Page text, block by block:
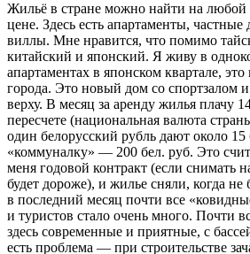
Жильё в стране можно найти на любой
цене. Здесь есть апартаменты, частные
виллы. Мне нравится, что помимо
китайский и японский. Я живу в
апартаментах в японском квартале,
города. Это новый дом со спортзалом
верху. В месяц за аренду жилья плачу
пересчете (национальная валюта
один белорусский рубль дают около
«коммуналку» — 200 бел. руб. Это
меня годовой контракт (если снимать
будет дороже), и жилье сняли, когда
в последний месяц почти все
и туристов стало очень много. Почти
здесь современные и приятные, с
есть проблема — при строительстве